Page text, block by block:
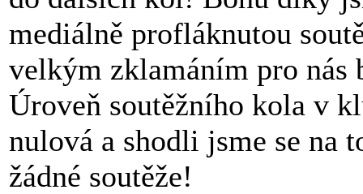
mediálně profláknutou
velkým zklamáním pro nás
Úroveň soutěžního kola v
nulová a shodli jsme se na
žádné soutěže!